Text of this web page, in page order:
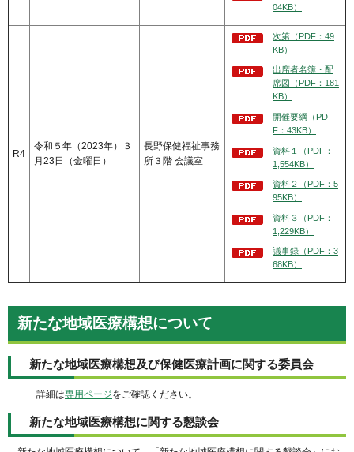
04KB）
R4
令和５年（2023年）３
月23日（金曜日）
長野保健福祉事務
所３階 会議室
次第（PDF：49
KB）
出席者名簿・配
席図（PDF：181
KB）
開催要綱（PD
F：43KB）
資料１（PDF：
1,554KB）
資料２（PDF：5
95KB）
資料３（PDF：
1,229KB）
議事録（PDF：3
68KB）
新たな地域医療構想について
新たな地域医療構想及び保健医療計画に関する委員会
詳細は専用ページをご確認ください。
新たな地域医療構想に関する懇談会